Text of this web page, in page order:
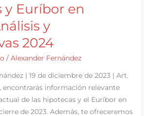
y Euríbor en
y
2024
/Alexander Fernández
| 19 de diciembre de 2023 | Art.
encontrarás información relevante
de las hipotecas y el Euríbor en
de 2023. Además, te ofreceremos